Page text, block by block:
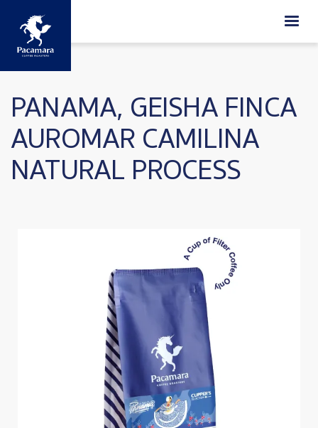
ข้ามไปยังเนื้อหาหลัก
PANAMA, GEISHA FINCA
AUROMAR CAMILINA
NATURAL PROCESS